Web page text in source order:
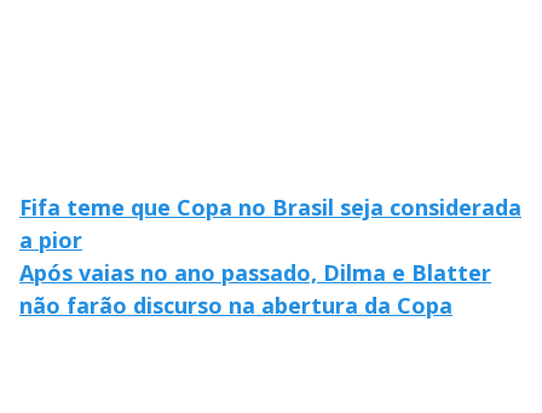
Fifa teme que Copa no Brasil seja considerada
a pior
Após vaias no ano passado, Dilma e Blatter
não farão discurso na abertura da Copa